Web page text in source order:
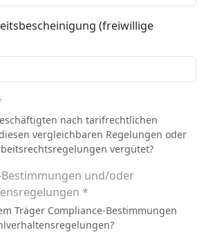
(freiwillige
nach tarifrechtlichen
vergleichbaren Regelungen oder
vergütet?
Bestimmungen und/oder
*
Träger Compliance-Bestimmungen